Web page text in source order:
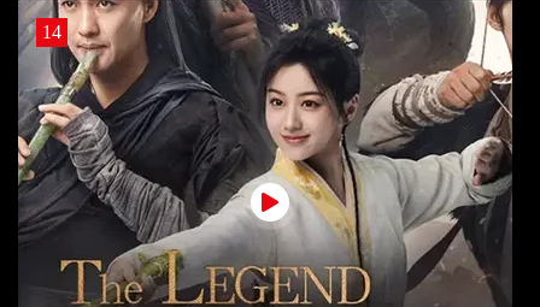
14